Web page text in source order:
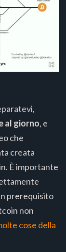
al giorno, e
che
creata
È importante
prerequisito
non
cose della